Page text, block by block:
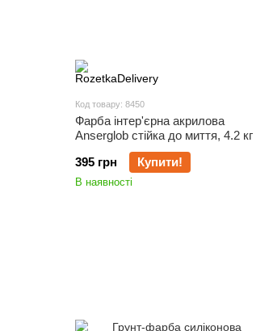
Код товару: 8450
Фарба інтер'єрна акрилова
Anserglob стійка до миття, 4.2 кг
395 грн
Купити!
В наявності